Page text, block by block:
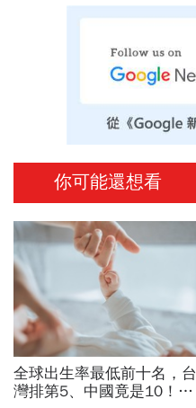
你可能還想看
全球出生率最低前十名，台
灣排第5、中國竟是10！亞